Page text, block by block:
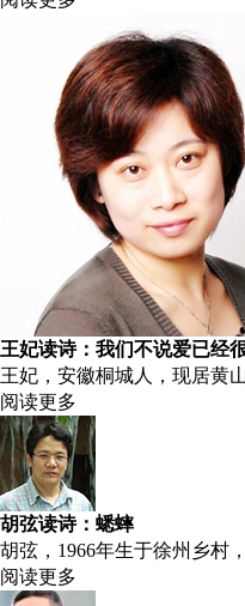
王妃读诗：我们不说爱已经
王妃，安徽桐城人，现居黄
阅读更多
胡弦读诗：蟋蟀
胡弦，1966年生于徐州乡村
阅读更多